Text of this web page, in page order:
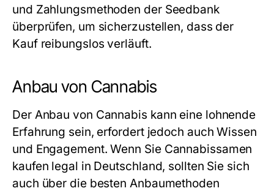
und Zahlungsmethoden der Seedbank
überprüfen, um sicherzustellen, dass der
Kauf reibungslos verläuft.
Anbau von Cannabis
Der Anbau von Cannabis kann eine lohnende
Erfahrung sein, erfordert jedoch auch Wissen
und Engagement. Wenn Sie Cannabissamen
kaufen legal in Deutschland, sollten Sie sich
auch über die besten Anbaumethoden